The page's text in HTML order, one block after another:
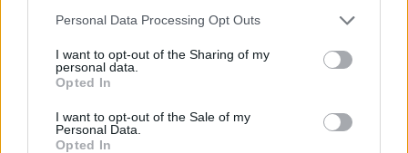
Please note that this website/app uses one or more Google
not limited to your visit or usage behaviour. You may click to
grant or deny consent to Google and its third-party tags to
use your data for below specified purposes in below Google
consent section.
Personal Data Processing Opt Outs
I want to opt-out of the Sharing of my
personal data.
Opted In
I want to opt-out of the Sale of my
Personal Data.
Opted In
Forgalmazás szempontjából a lehető legbizarrabb
is szó volt, ehhez képest kizárólag vidéken játszották
és az ígéretek ellenére a UPC videotárában sem
elsőként (és jelen állás szerint egyedül) mi láthattuk.
Végül is, ha úgy nézzük, nem rossz, hogy